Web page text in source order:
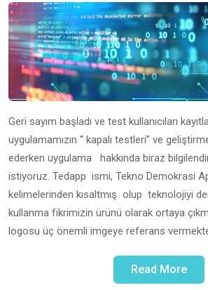
Geri sayım başladı ve test kullanıcıları
uygulamamızın “ kapalı testleri” ve
ederken uygulama hakkında biraz
istiyoruz. Tedapp ismi, Tekno Demokrasi
kelimelerinden kısaltmış olup teknolojiyi
kullanma fikrimizin ürünü olarak ortaya
logosu üç önemli imgeye referans
Read More